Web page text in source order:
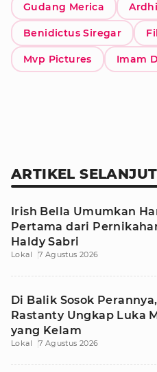
Gudang Merica
Benidictus Siregar
Mvp Pictures Imam
ARTIKEL
Irish Bella Umumkan
Pertama dari
Haldy Sabri
Lokal 7 Agustus 2026
Di Balik Sosok
Rastanty Ungkap Luka
yang Kelam
Lokal 7 Agustus 2026